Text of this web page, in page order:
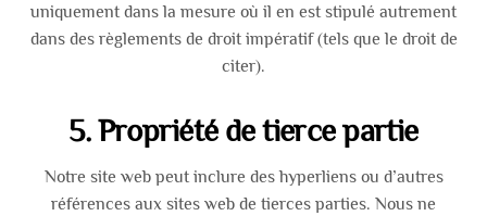
uniquement dans la mesure où il en est stipulé autrement
dans des règlements de droit impératif (tels que le droit de
citer).
5. Propriété de tierce partie
Notre site web peut inclure des hyperliens ou d’autres
références aux sites web de tierces parties. Nous ne